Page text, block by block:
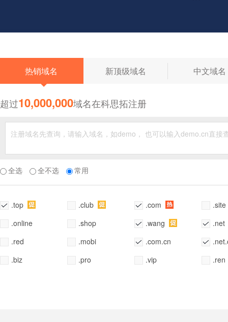
热销域名 新顶级域名 中文域名
超过10,000,000域名在科思拓注册
全选 全不选 常用
.top .club .com
.site
.online
.shop .wang
.net
.red
.mobi .com.cn
.biz
.pro .vip .ren